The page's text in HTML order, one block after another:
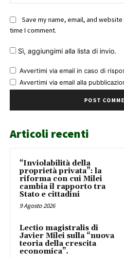
Save my name, email, and
time I comment.
Sì, aggiungimi alla lista di invio.
Avvertimi via email in caso di
Avvertimi via email alla
Articoli recenti
“Inviolabilità della
proprietà privata”: la
riforma con cui Milei
cambia il rapporto tra
Stato e cittadini
9 Agosto 2026
Lectio magistralis di
Javier Milei sulla “nuova
teoria della crescita
economica”.